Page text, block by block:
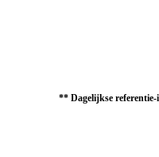
** Dagelijkse referentie-